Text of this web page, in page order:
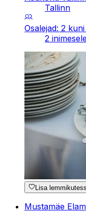
Tallinn
Osalejad: 2
2
Lisa
Mustamäe